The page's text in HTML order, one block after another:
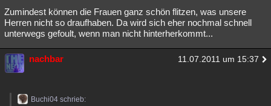
Zumindest können die Frauen ganz schön flitzen, was unsere
Herren nicht so draufhaben. Da wird sich eher nochmal schnell
unterwegs gefoult, wenn man nicht hinterherkommt...
nachbar 11.07.2011 um 15:37
Buchi04 schrieb: